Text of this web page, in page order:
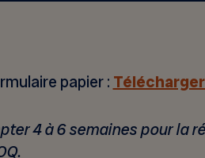
papier :
4 à6 semaines pour la